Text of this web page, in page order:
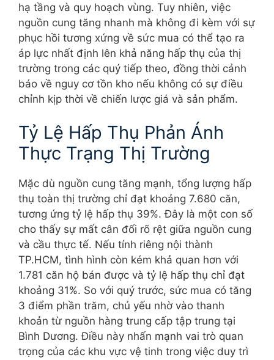
hạ tầng và quy hoạch vùng. Tuy nhiên, việc
nguồn cung tăng nhanh mà không đi kèm với sự
phục hồi tương xứng về sức mua có thể tạo ra
áp lực nhất định lên khả năng hấp thụ của thị
trường trong các quý tiếp theo, đồng thời cảnh
báo về nguy cơ tồn kho nếu không có sự điều
chỉnh kịp thời về chiến lược giá và sản phẩm.
Tỷ Lệ Hấp Thụ Phản Ánh
Thực Trạng Thị Trường
Mặc dù nguồn cung tăng mạnh, tổng lượng hấp
thụ toàn thị trường chỉ đạt khoảng 7.680 căn,
tương ứng tỷ lệ hấp thụ 39%. Đây là một con số
cho thấy sự mất cân đối rõ rệt giữa nguồn cung
và cầu thực tế. Nếu tính riêng nội thành
TP.HCM, tình hình còn kém khả quan hơn với
1.781 căn hộ bán được và tỷ lệ hấp thụ chỉ đạt
khoảng 31%. So với quý trước, sức mua có tăng
3 điểm phần trăm, chủ yếu nhờ vào thanh
khoản từ nguồn hàng trung cấp tập trung tại
Bình Dương. Điều này nhấn mạnh vai trò quan
trọng của các khu vực vệ tinh trong việc duy trì